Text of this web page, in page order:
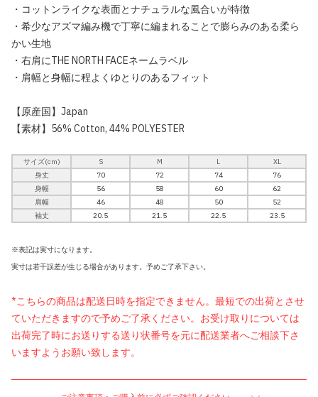
・コットンライクな表面とナチュラルな風合いが特徴
・希少なアズマ編み機で丁寧に編まれることで膨らみのある柔ら
かい生地
・右肩にTHE NORTH FACEネームラベル
・肩幅と身幅に程よくゆとりのあるフィット
【原産国】Japan
【素材】56% Cotton, 44% POLYESTER
サイズ(cm) S M L
XL
身丈
70 72 74
76
身幅
56 58 60
62
肩幅
46 48 50
52
袖丈
20.5 21.5 22.5 23.5
※表記は実寸になります。
実寸は若干誤差が生じる場合があります。予めご了承下さい。
*こちらの商品は配送日時を指定できません。最短での出荷とさせ
ていただきますので予めご了承ください。お受け取りについては
出荷完了時にお送りする送り状番号を元に配送業者へご相談下さ
いますようお願い致します。